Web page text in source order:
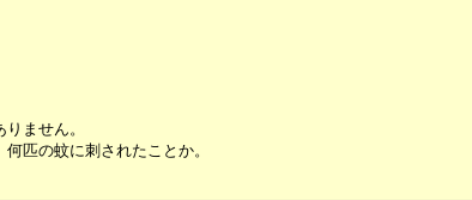
ません。
匹の蚊に刺されたことか。